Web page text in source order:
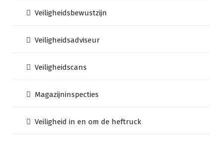
Veiligheidsbewustzijn
Veiligheidsadviseur
Veiligheidscans
Magazijninspecties
Veiligheid in en om de heftruck